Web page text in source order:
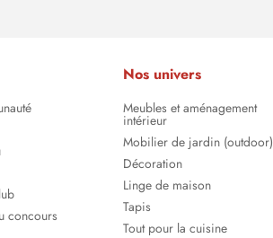
concours
Nos univers
Meubles et aménagement
intérieur
Mobilier de jardin (outdoor)
Décoration
Linge de maison
Tapis
Tout pour la cuisine